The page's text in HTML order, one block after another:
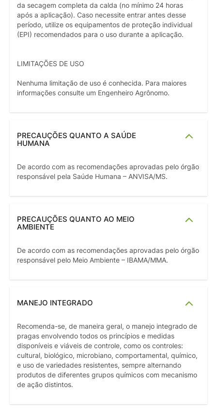
da secagem completa da calda (no mínimo 24 horas
após a aplicação). Caso necessite entrar antes desse
período, utilize os equipamentos de proteção individual
(EPI) recomendados para o uso durante a aplicação.
LIMITAÇÕES DE USO
Nenhuma limitação de uso é conhecida. Para maiores
informações consulte um Engenheiro Agrônomo.
PRECAUÇÕES QUANTO A SAÚDE
HUMANA
De acordo com as recomendações aprovadas pelo órgão
responsável pela Saúde Humana – ANVISA/MS.
PRECAUÇÕES QUANTO AO MEIO
AMBIENTE
De acordo com as recomendações aprovadas pelo órgão
responsável pelo Meio Ambiente – IBAMA/MMA.
MANEJO INTEGRADO
Recomenda-se, de maneira geral, o manejo integrado de
pragas envolvendo todos os princípios e medidas
disponíveis e viáveis de controle, como os controles:
cultural, biológico, microbiano, comportamental, químico,
e uso de variedades resistentes, sempre alternando
produtos de diferentes grupos químicos com mecanismo
de ação distintos.